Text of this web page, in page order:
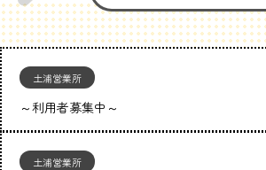
土浦営業所
～利用者募集中～
土浦営業所